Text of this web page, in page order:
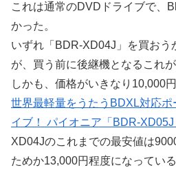
これは通常のDVDドライブで、
かった。
いずれ「BDR-XD04J」を買おう
が、買う前に後継機となるこれ
しかも、価格がいきなり10,000
世界最軽量をうたうBDXL対応
イブ！ パイオニア「BDR-
XD04Jのこれまでの最安値は
ためか13,000円程度になっている